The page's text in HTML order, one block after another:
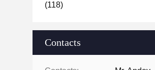
(118)
Contacts